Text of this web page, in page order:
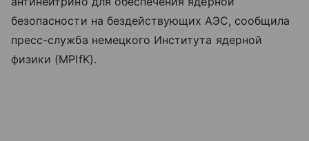
безопасности на бездействующих АЭС, сообщила
пресс-служба немецкого Института ядерной
физики (MPIfK).